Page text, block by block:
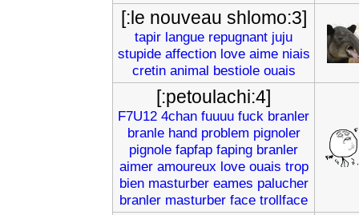
[:le nouveau shlomo:3]
tapir langue repugnant juju
stupide affection love aime niais
cretin animal bestiole ouais
[:petoulachi:4]
F7U12 4chan fuuuu fuck branler
branle hand problem pignoler
pignole fapfap faping branler
aimer amoureux love ouais trop
bien masturber eames palucher
branler masturber face trollface